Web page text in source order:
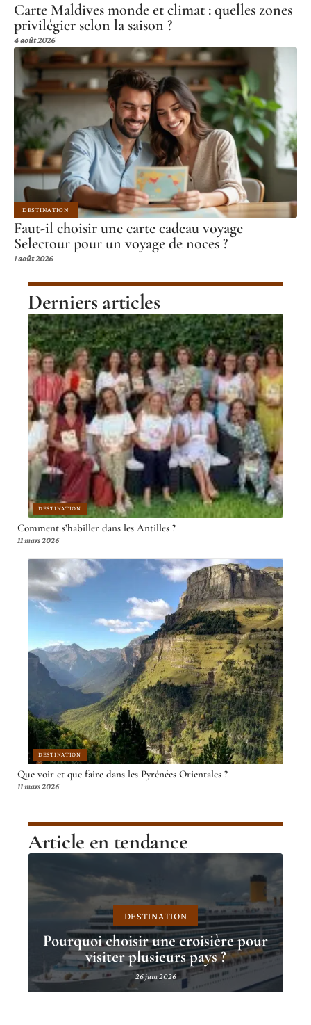
Carte Maldives monde et climat : quelles zones
privilégier selon la saison ?
4 août 2026
DESTINATION
Faut-il choisir une carte cadeau voyage
Selectour pour un voyage de noces ?
1 août 2026
Derniers articles
DESTINATION
Comment s’habiller dans les Antilles ?
11 mars 2026
DESTINATION
Que voir et que faire dans les Pyrénées Orientales ?
11 mars 2026
Article en tendance
DESTINATION
Pourquoi choisir une croisière pour
visiter plusieurs pays ?
26 juin 2026